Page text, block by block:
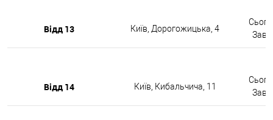
Відд 13 Київ, Дорогожицька, 4
Відд 14 Київ, Кибальчича, 11